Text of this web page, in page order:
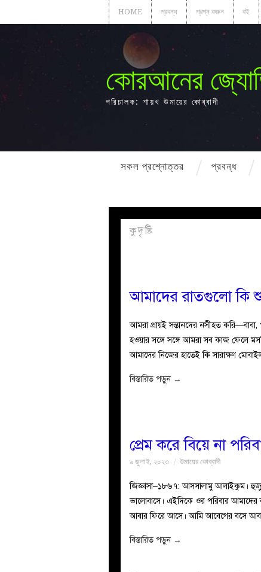
HOME প্রবন্ধ প্রশ্ন করুন বই
কোরআনের
পরিচালক: শায়খ উমায়ের কোব্বাদী
সকল প্রশ্নোত্তর প্রবন্ধ
কুদৃষ্টি
আমাদের রাতগুলো কি
আমরা প্রায়ই সন্তানদের নসীহত
হওয়ার সঙ্গে সঙ্গে আমরা সব কাজ ফেলে
আমাদের নিজের হাতেই কি সারাক্ষণ
বিস্তারিত পড়ুন →
প্রেম করে বিয়ে না
৯ জুলাই, ২০২৩ উমায়ের কোব্বাদী
জিজ্ঞাসা–১৮৬৭: আসসালামু আলাইকুম।
ভালোবাসে। এইদিকে ওর পরিবার
আবার ফিরে আসে। আমি আবেগের বসে
বিস্তারিত পড়ুন →